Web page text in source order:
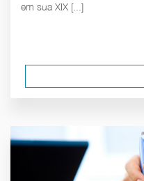
em sua XIX [...]